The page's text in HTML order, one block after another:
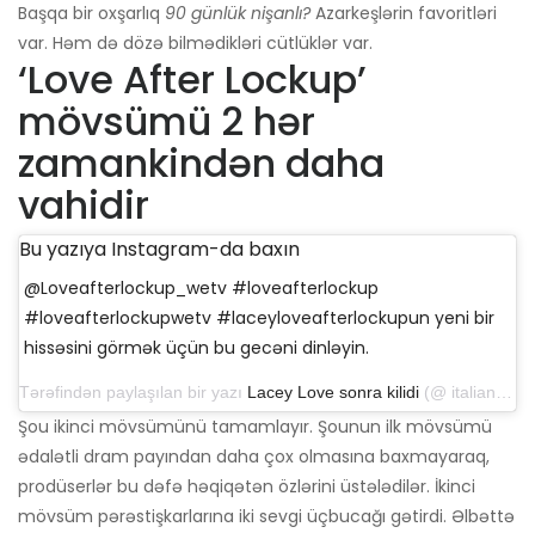
Başqa bir oxşarlıq 90 günlük nişanlı?Azarkeşlərin favoritləri
var. Həm də dözə bilmədikləri cütlüklər var.
‘Love After Lockup’
mövsümü 2 hər
zamankindən daha
vahidir
Bu yazıya Instagram-da baxın
@Loveafterlockup_wetv #loveafterlockup
#loveafterlockupwetv #laceyloveafterlockupun yeni bir
hissəsini görmək üçün bu gecəni dinləyin.
Tərəfindən paylaşılan bir yazı Lacey Love sonra kilidi (@ italian_queen757) 15 Noyabr 2019 tarixində 16:55 PST
Şou ikinci mövsümünü tamamlayır. Şounun ilk mövsümü
ədalətli dram payından daha çox olmasına baxmayaraq,
prodüserlər bu dəfə həqiqətən özlərini üstələdilər. İkinci
mövsüm pərəstişkarlarına iki sevgi üçbucağı gətirdi. Əlbəttə